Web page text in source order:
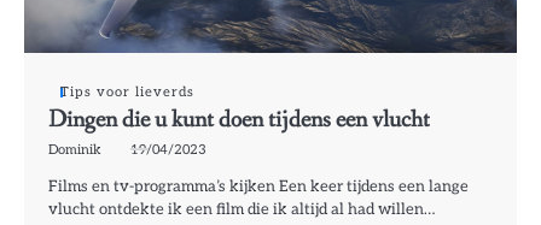
Tips voor lieverds
Dingen die u kunt doen tijdens een vlucht
Dominik 19/04/2023
Films en tv-programma’s kijken Een keer tijdens een lange
vlucht ontdekte ik een film die ik altijd al had willen…